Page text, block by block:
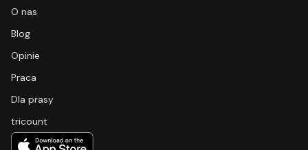
O nas
Blog
Opinie
Praca
Dla prasy
tricount